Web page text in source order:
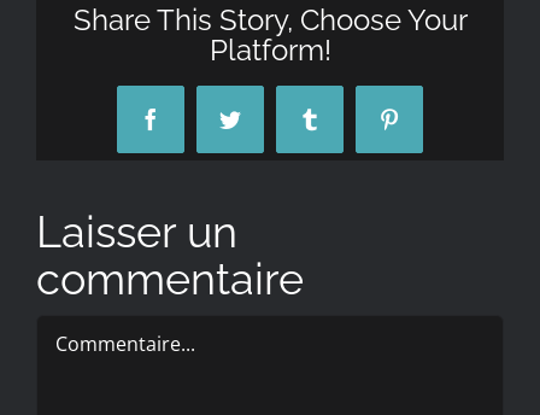
Share This Story, Choose Your
Platform!
FacebookTwitter Tumblr Pinterest
Laisser un
commentaire
Commentaire